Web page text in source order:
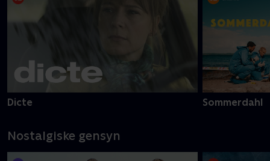
Dicte Sommerdahl
Nostalgiske gensyn